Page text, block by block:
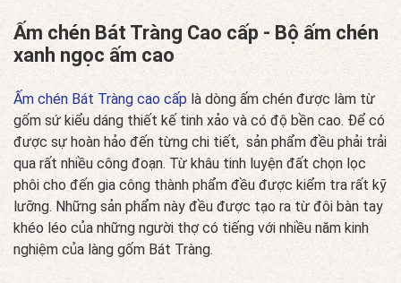
Ấm chén Bát Tràng Cao cấp - Bộ ấm chén
xanh ngọc ấm cao
Ấm chén Bát Tràng cao cấp là dòng ấm chén được làm từ
gốm sứ kiểu dáng thiết kế tinh xảo và có độ bền cao. Để có
được sự hoàn hảo đến từng chi tiết, sản phẩm đều phải trải
qua rất nhiều công đoạn. Từ khâu tinh luyện đất chọn lọc
phôi cho đến gia công thành phẩm đều được kiểm tra rất kỹ
lưỡng. Những sản phẩm này đều được tạo ra từ đôi bàn tay
khéo léo của những người thợ có tiếng với nhiều năm kinh
nghiệm của làng gốm Bát Tràng.